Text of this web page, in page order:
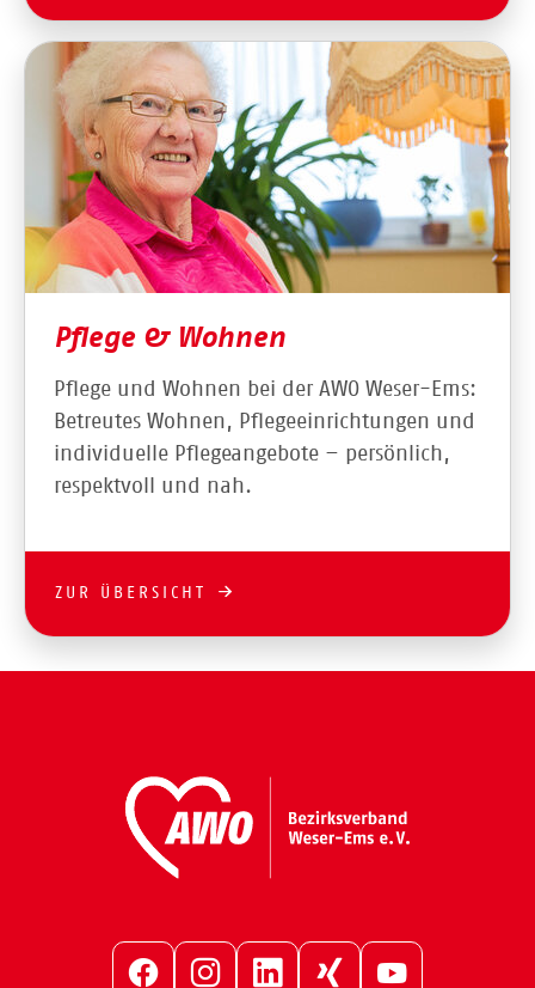
Pflege & Wohnen
Pflege und Wohnen bei der AWO Weser-Ems:
Betreutes Wohnen, Pflegeeinrichtungen und
individuelle Pflegeangebote – persönlich,
respektvoll und nah.
ZUR ÜBERSICHT